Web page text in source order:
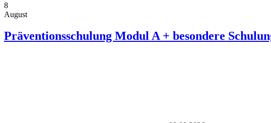
8
August
Präventionsschulung Modul A + besondere